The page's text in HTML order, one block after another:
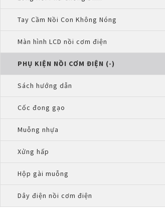
Tay Cầm Nồi Con Không Nóng
Màn hình LCD nồi cơm điện
PHỤ KIỆN NỒI CƠM ĐIỆN (-)
Sách hướng dẫn
Cốc đong gạo
Muỗng nhựa
Xửng hấp
Hộp gài muỗng
Dây điện nồi cơm điện